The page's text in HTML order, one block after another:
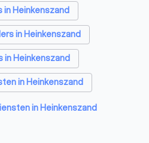
in Heinkenszand
in Heinkenszand
in Heinkenszand
in Heinkenszand
in Heinkenszand
in Heinkenszand